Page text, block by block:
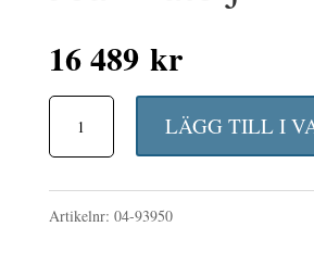
16 489 kr
Fåtölj
mängd
LÄGG TILL I
Artikelnr: 04-93950